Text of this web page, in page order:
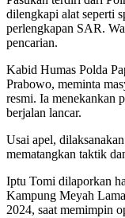
dilengkapi alat seperti
perlengkapan SAR.
pencarian.
Kabid Humas Polda
Prabowo, meminta
resmi. Ia menekankan
berjalan lancar.
Usai apel,
mematangkan taktik
Iptu Tomi dilaporkan
Kampung Meyah
2024, saat memimpin